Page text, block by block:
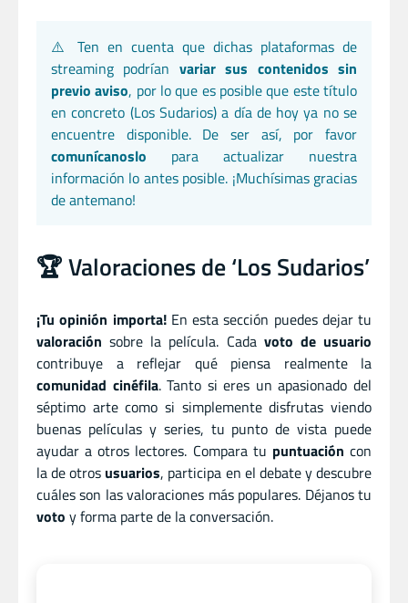
⚠️ Ten en cuenta que dichas plataformas de
streaming podrían variar sus contenidos sin
previo aviso, por lo que es posible que este título
en concreto (Los Sudarios) a día de hoy ya no se
encuentre disponible. De ser así, por favor
comunícanoslo para actualizar nuestra
información lo antes posible. ¡Muchísimas gracias
de antemano!
🏆 Valoraciones de ‘Los Sudarios’
¡Tu opinión importa!En esta sección puedes dejar tu
valoración sobre la película. Cada voto de usuario
contribuye a reflejar qué piensa realmente la
comunidad cinéfila. Tanto si eres un apasionado del
séptimo arte como si simplemente disfrutas viendo
buenas películas y series, tu punto de vista puede
ayudar a otros lectores. Compara tu puntuación con
la de otros usuarios, participa en el debate y descubre
cuáles son las valoraciones más populares. Déjanos tu
voto y forma parte de la conversación.